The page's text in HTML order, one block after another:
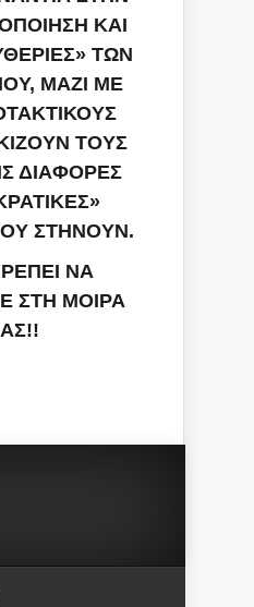
ΚΑΙ
ΤΩΝ
ΜΑΖΙ ΜΕ
ΤΟΥΣ
ΔΙΑΦΟΡΕΣ
ΣΤΗΝΟΥΝ.
ΝΑ
ΣΤΗ ΜΟΙΡΑ